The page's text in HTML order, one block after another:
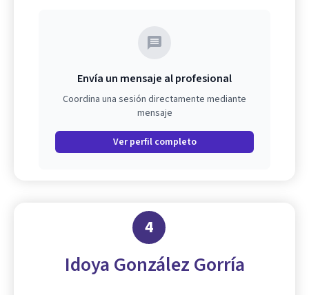
Envía un mensaje al profesional
Coordina una sesión directamente mediante
mensaje
Ver perfil completo
4
Idoya González Gorría